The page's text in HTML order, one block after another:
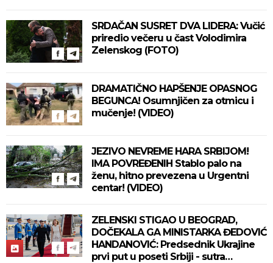
SRDAČAN SUSRET DVA LIDERA: Vučić
priredio večeru u čast Volodimira
Zelenskog (FOTO)
DRAMATIČNO HAPŠENJE OPASNOG
BEGUNCA! Osumnjičen za otmicu i
mučenje! (VIDEO)
JEZIVO NEVREME HARA SRBIJOM!
IMA POVREĐENIH Stablo palo na
ženu, hitno prevezena u Urgentni
centar! (VIDEO)
ZELENSKI STIGAO U BEOGRAD,
DOČEKALA GA MINISTARKA ĐEDOVIĆ
HANDANOVIĆ: Predsednik Ukrajine
prvi put u poseti Srbiji - sutra